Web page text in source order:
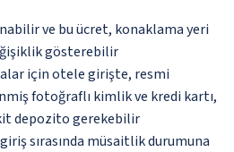
ve bu ücret, konaklama yeri
gösterebilir
için otele girişte, resmi
fotoğraflı kimlik ve kredi kartı,
depozito gerekebilir
sırasında müsaitlik durumuna